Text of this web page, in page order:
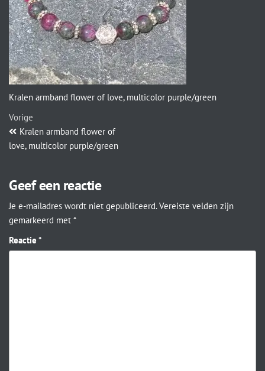
Kralen armband flower of love, multicolor purple/green
Vorige
Kralen armband flower of
love, multicolor purple/green
Geef een reactie
Je e-mailadres wordt niet gepubliceerd. Vereiste velden zijn
gemarkeerd met *
Reactie *